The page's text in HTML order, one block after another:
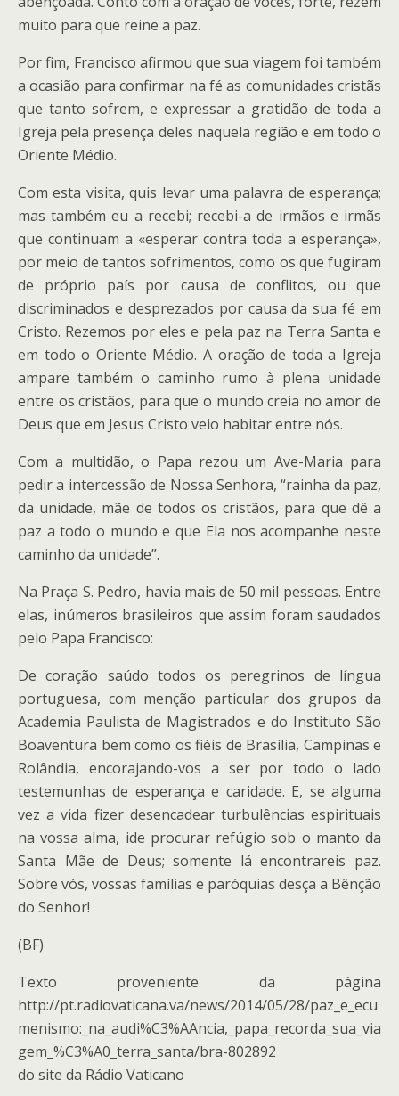
muito para que reine a paz.
Por fim, Francisco afirmou que sua viagem foi também
a ocasião para confirmar na fé as comunidades cristãs
que tanto sofrem, e expressar a gratidão de toda a
Igreja pela presença deles naquela região e em todo o
Oriente Médio.
Com esta visita, quis levar uma palavra de esperança;
mas também eu a recebi; recebi-a de irmãos e irmãs
que continuam a «esperar contra toda a esperança»,
por meio de tantos sofrimentos, como os que fugiram
de próprio país por causa de conflitos, ou que
discriminados e desprezados por causa da sua fé em
Cristo. Rezemos por eles e pela paz na Terra Santa e
em todo o Oriente Médio. A oração de toda a Igreja
ampare também o caminho rumo à plena unidade
entre os cristãos, para que o mundo creia no amor de
Deus que em Jesus Cristo veio habitar entre nós.
Com a multidão, o Papa rezou um Ave-Maria para
pedir a intercessão de Nossa Senhora, “rainha da paz,
da unidade, mãe de todos os cristãos, para que dê a
paz a todo o mundo e que Ela nos acompanhe neste
caminho da unidade”.
Na Praça S. Pedro, havia mais de 50 mil pessoas. Entre
elas, inúmeros brasileiros que assim foram saudados
pelo Papa Francisco:
De coração saúdo todos os peregrinos de língua
portuguesa, com menção particular dos grupos da
Academia Paulista de Magistrados e do Instituto São
Boaventura bem como os fiéis de Brasília, Campinas e
Rolândia, encorajando-vos a ser por todo o lado
testemunhas de esperança e caridade. E, se alguma
vez a vida fizer desencadear turbulências espirituais
na vossa alma, ide procurar refúgio sob o manto da
Santa Mãe de Deus; somente lá encontrareis paz.
Sobre vós, vossas famílias e paróquias desça a Bênção
do Senhor!
(BF)
Texto proveniente da página
http://pt.radiovaticana.va/news/2014/05/28/paz_e_ecu
menismo:_na_audi%C3%AAncia,_papa_recorda_sua_via
gem_%C3%A0_terra_santa/bra-802892
do site da Rádio Vaticano